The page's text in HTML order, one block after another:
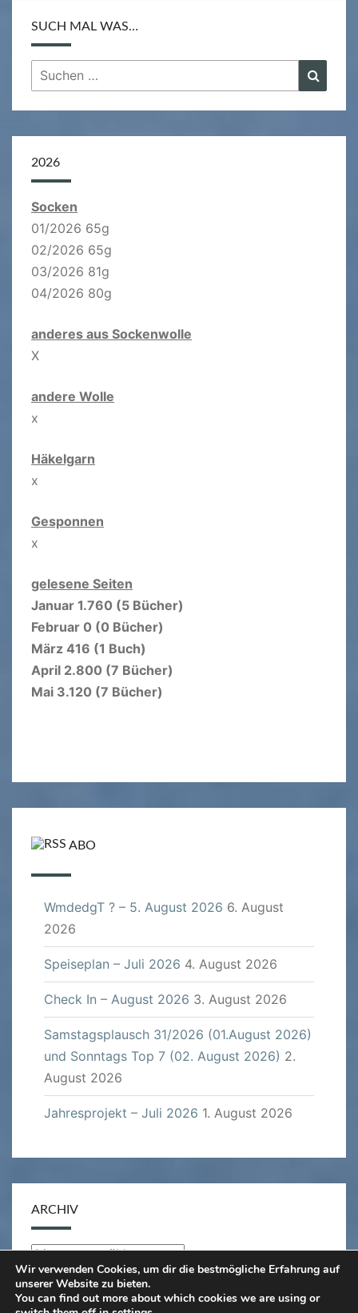
SUCH MAL WAS…
Suchen
nach:
2026
Socken
01/2026 65g
02/2026 65g
03/2026 81g
04/2026 80g
anderes aus Sockenwolle
X
andere Wolle
x
Häkelgarn
x
Gesponnen
x
gelesene Seiten
Januar 1.760 (5 Bücher)
Februar 0 (0 Bücher)
März 416 (1 Buch)
April 2.800 (7 Bücher)
Mai 3.120 (7 Bücher)
ABO
WmdedgT ? – 5. August 2026 6. August
2026
Speiseplan – Juli 2026 4. August 2026
Check In – August 2026 3. August 2026
Samstagsplausch 31/2026 (01.August 2026)
und Sonntags Top 7 (02. August 2026) 2.
August 2026
Jahresprojekt – Juli 2026 1. August 2026
ARCHIV
Archiv
Wir verwenden Cookies, um dir die bestmögliche Erfahrung auf
unserer Website zu bieten.
You can find out more about which cookies we are using or